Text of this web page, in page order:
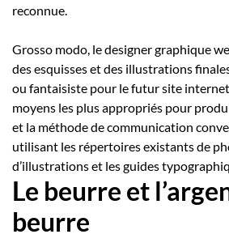
reconnue.
Grosso modo, le designer graphique
des esquisses et des illustrations
ou fantaisiste pour le futur site
moyens les plus appropriés pour
et la méthode de communication
utilisant les répertoires existants de
d’illustrations et les guides
Le beurre et
beurre